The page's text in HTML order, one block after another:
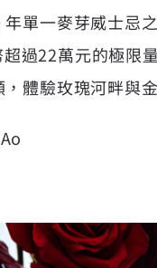
單一麥芽威士忌
過22萬元的極限
體驗玫瑰河畔與